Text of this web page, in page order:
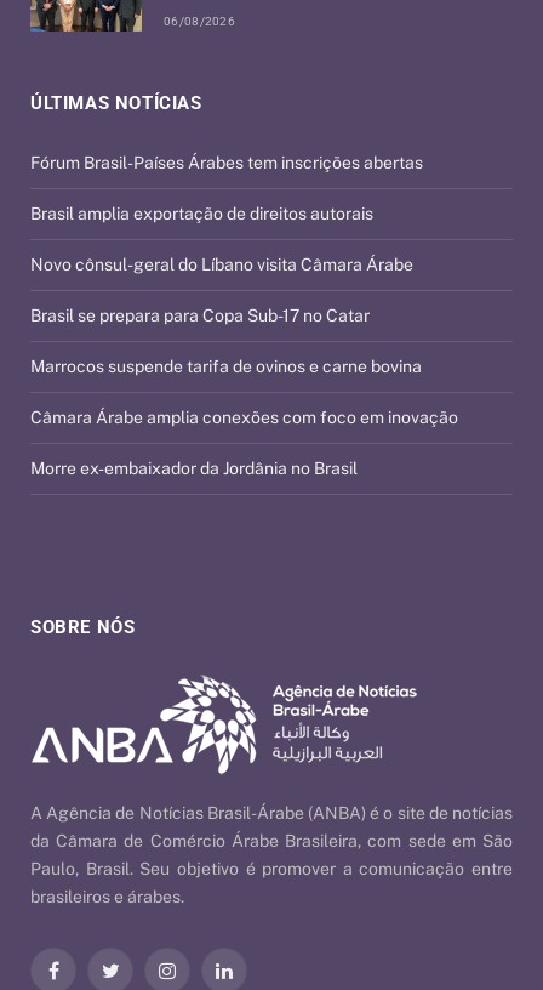
SOBRE NÓS
A Agência de Notícias Brasil-Árabe (ANBA) é o site de notícias
da Câmara de Comércio Árabe Brasileira, com sede em São
Paulo, Brasil. Seu objetivo é promover a comunicação entre
brasileiros e árabes.
FacebookTwitter InstagramLinkedIn
ÚLTIMAS NOTÍCIAS
Fórum Brasil-Países Árabes tem inscrições abertas
Brasil amplia exportação de direitos autorais
Novo cônsul-geral do Líbano visita Câmara Árabe
Brasil se prepara para Copa Sub-17 no Catar
Marrocos suspende tarifa de ovinos e carne bovina
Câmara Árabe amplia conexões com foco em inovação
Morre ex-embaixador da Jordânia no Brasil
06/08/2026